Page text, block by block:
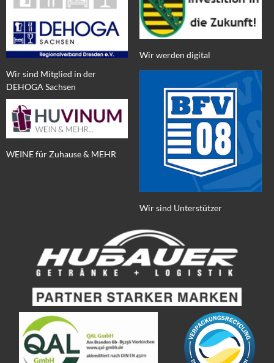
Wir sind Mitglied in der
DEHOGA Sachsen
WEINE für Zuhause & MEHR
Wir werden digital
Wir sind Unterstützer